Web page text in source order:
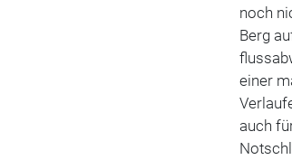
noch
Berg
einer
auch